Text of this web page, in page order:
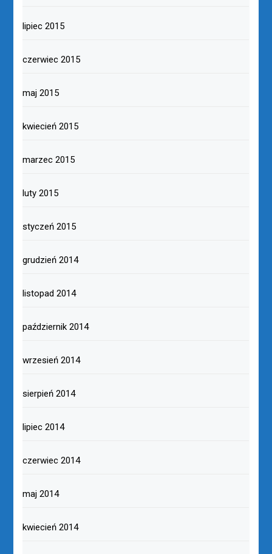
lipiec 2015
czerwiec 2015
maj 2015
kwiecień 2015
marzec 2015
luty 2015
styczeń 2015
grudzień 2014
listopad 2014
październik 2014
wrzesień 2014
sierpień 2014
lipiec 2014
czerwiec 2014
maj 2014
kwiecień 2014